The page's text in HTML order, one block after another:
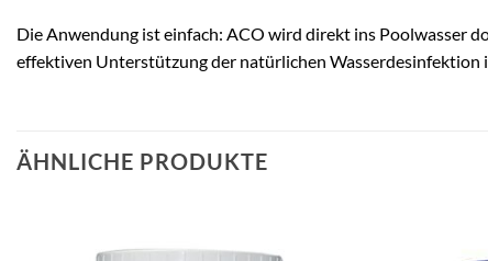
Die Anwendung ist einfach: ACO wird direkt ins Poolwasser
effektiven Unterstützung der natürlichen Wasserdesinfektion
ÄHNLICHE PRODUKTE